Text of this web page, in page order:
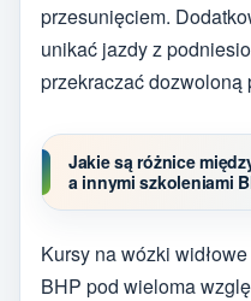
przesunięciem.
unikać jazdy z
przekraczać dozwoloną
Jakie są różnice
a innymi szkoleniami
Kursy na wózki
BHP pod wieloma